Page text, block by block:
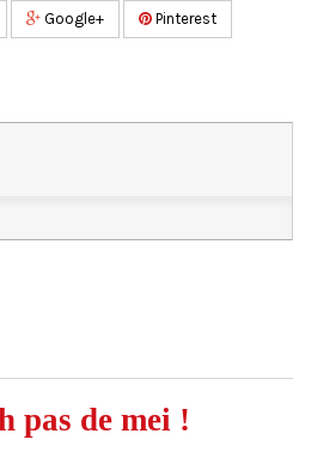
Google+ Pinterest
pas de mei !